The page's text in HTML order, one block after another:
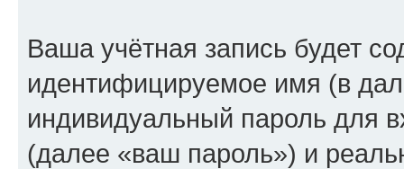
Ваша учётная запись будет
идентифицируемое имя (в
индивидуальный пароль для
(далее «ваш пароль») и